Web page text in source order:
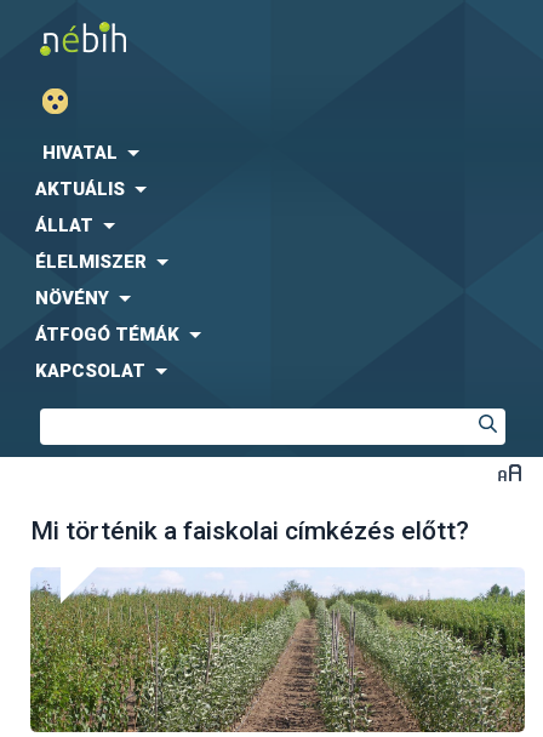
HIVATAL
AKTUÁLIS
ÁLLAT
ÉLELMISZER
NÖVÉNY
ÁTFOGÓ TÉMÁK
KAPCSOLAT
Mi történik a faiskolai címkézés előtt?